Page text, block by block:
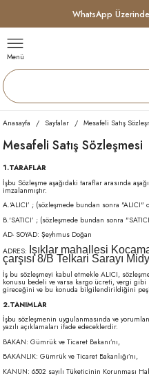
WhatsApp
Menü
Anasayfa Sayfalar Mesafeli Satış
Mesafeli Satış Sözleşmesi
1.TARAFLAR
İşbu Sözleşme aşağıdaki taraflar arasında
imzalanmıştır.
A.‘ALICI’ ; (sözleşmede bundan sonra "ALICI"
B.‘SATICI’ ; (sözleşmede bundan sonra
AD- SOYAD: Şeyhmus Doğan
ADRES: Işıklar mahallesi
çarşısı 8/B Telkari Sarayı
İş bu sözleşmeyi kabul etmekle ALICI,
konusu bedeli ve varsa kargo ücreti, vergi
gireceğini ve bu konuda bilgilendirildiğini
2.TANIMLAR
İşbu sözleşmenin uygulanmasında ve
yazılı açıklamaları ifade edeceklerdir.
BAKAN: Gümrük ve Ticaret Bakanı’nı,
BAKANLIK: Gümrük ve Ticaret Bakanlığı’nı,
KANUN: 6502 sayılı Tüketicinin Korunması